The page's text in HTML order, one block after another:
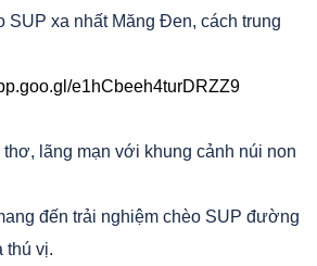
SUP xa nhất Măng Đen, cách trung
e1hCbeeh4turDRZZ9
thơ, lãng mạn với khung cảnh núi non
đến trải nghiệm chèo SUP đường
thú vị.